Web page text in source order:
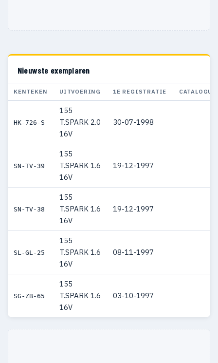
Nieuwste exemplaren
KENTEKEN UITVOERING 1E REGISTRATIE
HK-726-S
155
T.SPARK 2.0
16V
30-07-1998
SN-TV-39
155
T.SPARK 1.6
16V
19-12-1997
SN-TV-38
155
T.SPARK 1.6
16V
19-12-1997
SL-GL-25
155
T.SPARK 1.6
16V
08-11-1997
SG-ZB-65
155
T.SPARK 1.6
16V
03-10-1997